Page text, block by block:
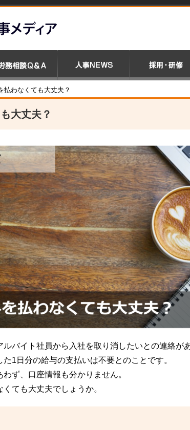
払わなくても大丈夫？
大丈夫？
ルバイト社員から入社を取り消したいとの連絡が
1日分の給与の支払いは不要とのことです。
ず、口座情報も分かりません。
ても大丈夫でしょうか。